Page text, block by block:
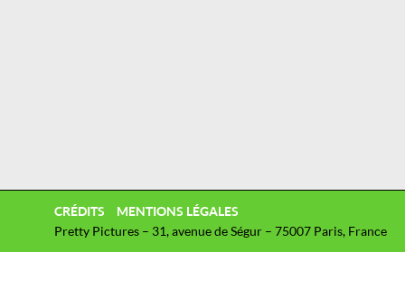
CRÉDITS
MENTIONS LÉGALES
Pretty Pictures – 31, avenue de Ségur – 75007 Paris, France